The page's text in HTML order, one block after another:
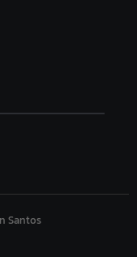
Santos